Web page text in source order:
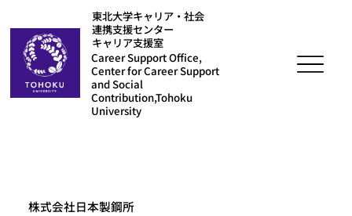
東北大学キャリア・社会
連携支援センター
キャリア支援室
Career Support Office,
Center for Career Support
and Social
Contribution,Tohoku
University
株式会社日本製鋼所